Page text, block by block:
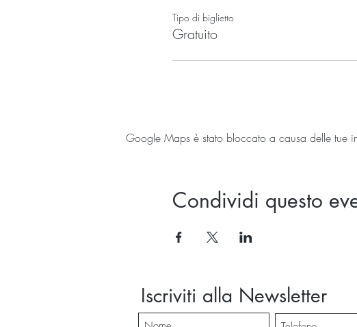
Tipo di biglietto
Gratuito
Google Maps è stato bloccato a causa delle tue
Condividi questo
Iscriviti alla Newsletter